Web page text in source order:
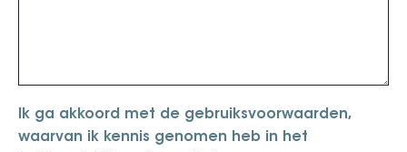
Ik ga akkoord met de gebruiksvoorwaarden,
waarvan ik kennis genomen heb in het